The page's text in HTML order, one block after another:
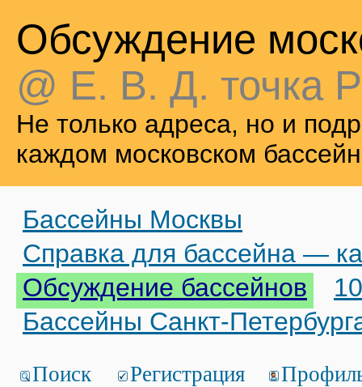
Обсуждение
@ Е. В. Д. точка
Не только адреса, но и
каждом московском
Бассейны Москвы
Справка для бассейна —
Обсуждение бассейнов
Бассейны Санкт-
Поиск Регистрация